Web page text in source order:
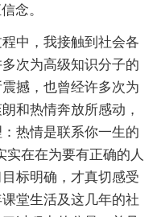
念。
中，我接触到社会各
次为高级知识分子的
撼，也曾经许多次为
和热情奔放所感动，
热情是联系你一生的
在在为要有正确的人
标明确，才真切感受
堂生活及这几年的社